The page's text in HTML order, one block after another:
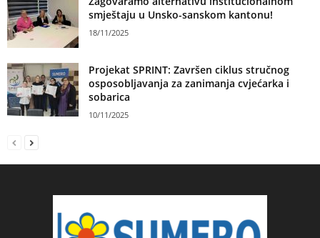
smještaju u Unsko-sanskom kantonu!
18/11/2025
Projekat SPRINT: Završen ciklus stručnog
osposobljavanja za zanimanja cvjećarka i
sobarica
10/11/2025